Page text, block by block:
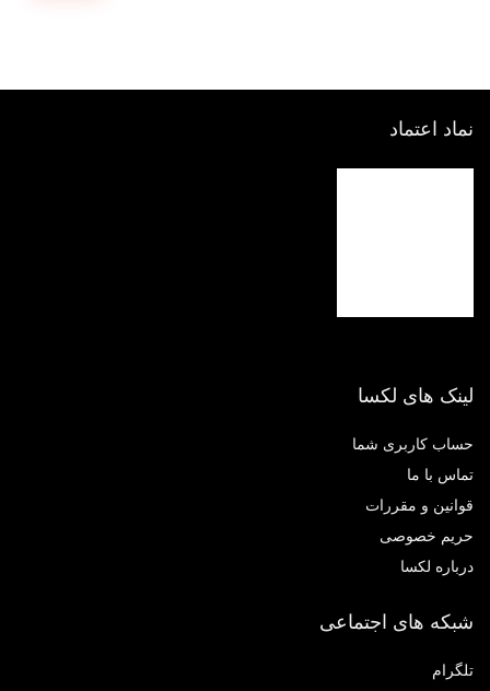
اعتماد
های لکسا
کاربری شما
با ما
و مقررات
خصوصی
لکسا
های اجتماعی